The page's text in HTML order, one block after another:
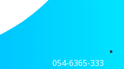
054-6365-333